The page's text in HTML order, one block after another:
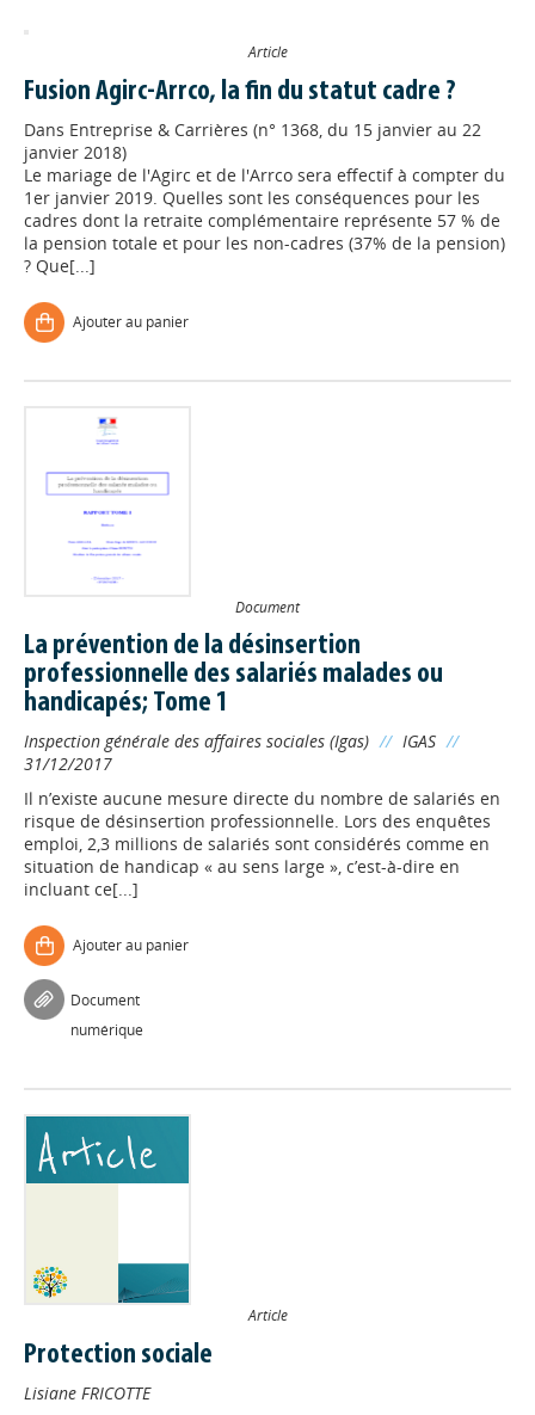
Article
Fusion Agirc-Arrco, la fin du statut cadre ?
Dans Entreprise & Carrières (n° 1368, du 15 janvier au 22
janvier 2018)
Le mariage de l'Agirc et de l'Arrco sera effectif à compter du
1er janvier 2019. Quelles sont les conséquences pour les
cadres dont la retraite complémentaire représente 57 % de
la pension totale et pour les non-cadres (37% de la pension)
? Que[...]
Ajouter au panier
Document
La prévention de la désinsertion
professionnelle des salariés malades ou
handicapés; Tome 1
Inspection générale des affaires sociales (Igas) // IGAS //
31/12/2017
Il n’existe aucune mesure directe du nombre de salariés en
risque de désinsertion professionnelle. Lors des enquêtes
emploi, 2,3 millions de salariés sont considérés comme en
situation de handicap « au sens large », c’est-à-dire en
incluant ce[...]
Ajouter au panier
Document
numérique
Article
Protection sociale
Lisiane FRICOTTE